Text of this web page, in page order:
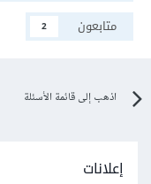
متابعون
2
اذهب إلى قائمة الأسئلة
إعلانات